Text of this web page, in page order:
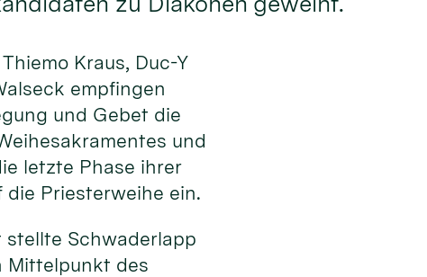
Kraus, Duc-Y
empfingen
und Gebet die
und
letzte Phase ihrer
die Priesterweihe ein.
stellte Schwaderlapp
Mittelpunkt des